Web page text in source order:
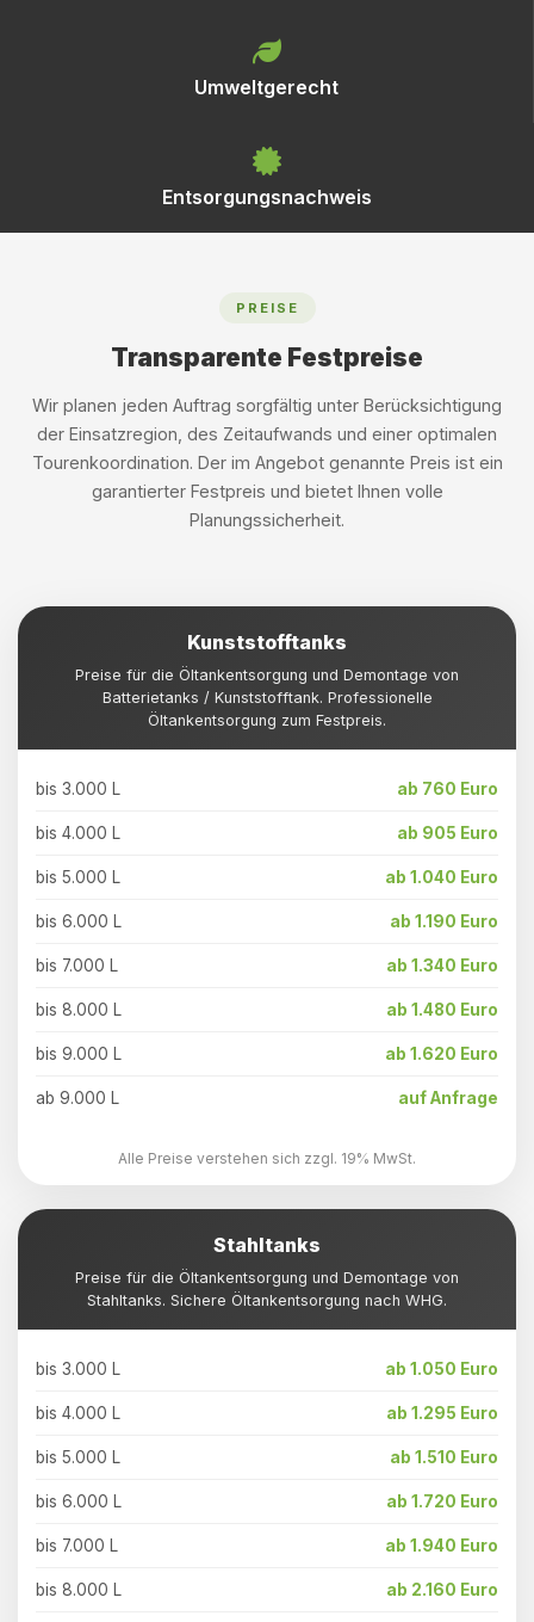
Umweltgerecht
Entsorgungsnachweis
PREISE
Transparente Festpreise
Wir planen jeden Auftrag sorgfältig unter Berücksichtigung
der Einsatzregion, des Zeitaufwands und einer optimalen
Tourenkoordination. Der im Angebot genannte Preis ist ein
garantierter Festpreis und bietet Ihnen volle
Planungssicherheit.
Kunststofftanks
Preise für die Öltankentsorgung und Demontage von
Batterietanks / Kunststofftank. Professionelle
Öltankentsorgung zum Festpreis.
bis 3.000 L ab 760 Euro
bis 4.000 L ab 905 Euro
bis 5.000 L ab 1.040 Euro
bis 6.000 L ab 1.190 Euro
bis 7.000 L ab 1.340 Euro
bis 8.000 L ab 1.480 Euro
bis 9.000 L ab 1.620 Euro
ab 9.000 L auf Anfrage
Alle Preise verstehen sich zzgl. 19% MwSt.
Stahltanks
Preise für die Öltankentsorgung und Demontage von
Stahltanks. Sichere Öltankentsorgung nach WHG.
bis 3.000 L ab 1.050 Euro
bis 4.000 L ab 1.295 Euro
bis 5.000 L ab 1.510 Euro
bis 6.000 L ab 1.720 Euro
bis 7.000 L ab 1.940 Euro
bis 8.000 L ab 2.160 Euro